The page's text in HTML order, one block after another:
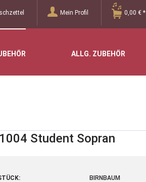
Mein Profil 0,00 € *
ALLG. ZUBEHÖR
Student Sopran
BIRNBAUM